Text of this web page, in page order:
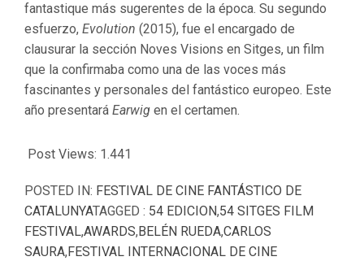
fantastique más sugerentes de la época. Su segundo
esfuerzo, Evolution (2015), fue el encargado de
clausurar la sección Noves Visions en Sitges, un film
que la confirmaba como una de las voces más
fascinantes y personales del fantástico europeo. Este
año presentará Earwig en el certamen.
Post Views: 1.441
POSTED IN: FESTIVAL DE CINE FANTÁSTICO DE
CATALUNYATAGGED : 54 EDICION,54 SITGES FILM
FESTIVAL,AWARDS,BELÉN RUEDA,CARLOS
SAURA,FESTIVAL INTERNACIONAL DE CINE